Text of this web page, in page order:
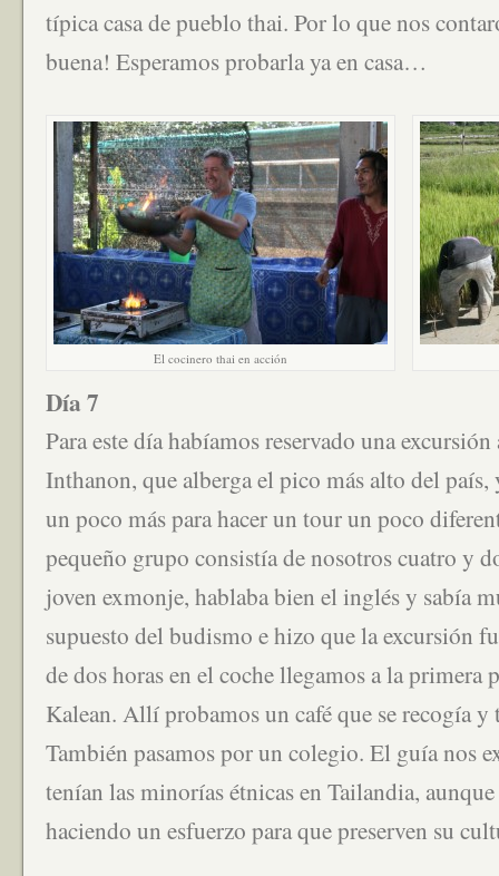
típica casa de pueblo thai. Por lo que nos
buena! Esperamos probarla ya en casa…
El cocinero thai en acción
Día 7
Para este día habíamos reservado una
Inthanon, que alberga el pico más alto del
un poco más para hacer un tour un poco
pequeño grupo consistía de nosotros cuatro y
joven exmonje, hablaba bien el inglés y sabía
supuesto del budismo e hizo que la excursión
de dos horas en el coche llegamos a la primera
Kalean. Allí probamos un café que se recogía
También pasamos por un colegio. El guía nos
tenían las minorías étnicas en Tailandia,
haciendo un esfuerzo para que preserven su